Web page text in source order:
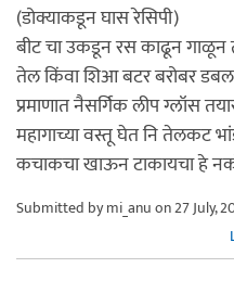
(डोक्याकडून घास रेसिपी)
बीट चा उकडून रस काढून
तेल किंवा शिआ बटर बरोबर
प्रमाणात नैसर्गिक लीप ग्लॉस
महागाच्या वस्तू घेत नि तेलकट
कचाकचा खाऊन टाकायचा हे
Submitted bymi_anuon 27 July,